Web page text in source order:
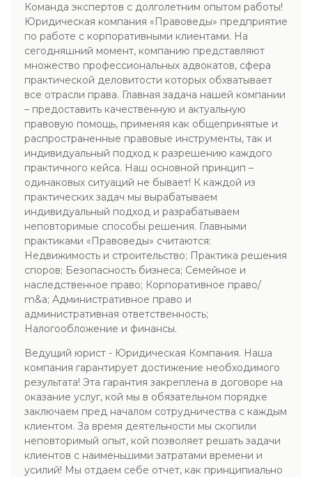
Команда экспертов с долголетним опытом работы!
Юридическая компания «Правоведы» предприятие
по работе с корпоративными клиентами. На
сегодняшний момент, компанию представляют
множество профессиональных адвокатов, сфера
практической деловитости которых обхватывает
все отрасли права. Главная задача нашей компании
– предоставить качественную и актуальную
правовую помощь, применяя как общепринятые и
распространенные правовые инструменты, так и
индивидуальный подход к разрешению каждого
практичного кейса. Наш основной принцип –
одинаковых ситуаций не бывает! К каждой из
практических задач мы вырабатываем
индивидуальный подход и разрабатываем
неповторимые способы решения. Главными
практиками «Правоведы» считаются:
Недвижимость и строительство; Практика решения
споров; Безопасность бизнеса; Семейное и
наследственное право; Корпоративное право/
m&a; Административное право и
административная ответственность;
Налогообложение и финансы.
Ведущий юрист - Юридическая Компания. Наша
компания гарантирует достижение необходимого
результата! Эта гарантия закреплена в договоре на
оказание услуг, кой мы в обязательном порядке
заключаем пред началом сотрудничества с каждым
клиентом. За время деятельности мы скопили
неповторимый опыт, кой позволяет решать задачи
клиентов с наименьшими затратами времени и
усилий! Мы отдаем себе отчет, как принципиально